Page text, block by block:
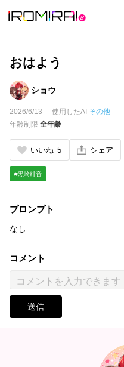
おはよう
ショウ
2026/6/13 使用したAI その他
年齢制限 全年齢
いいね 5 シェア
#黒崎緋音
プロンプト
なし
コメント
送信